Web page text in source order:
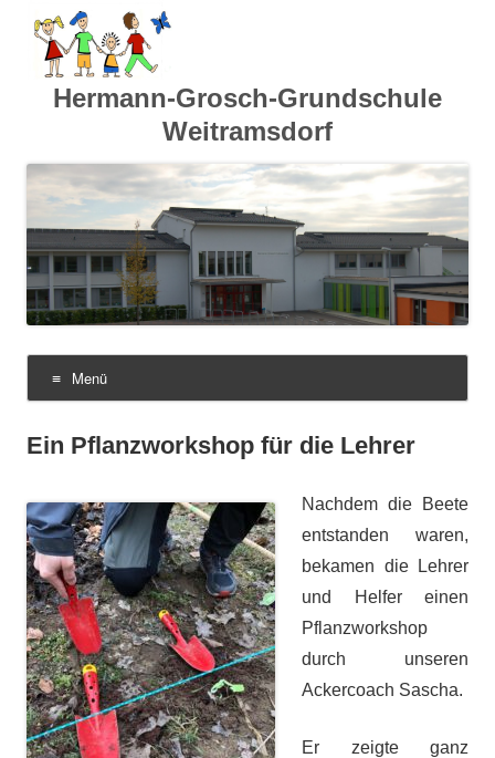
Hermann-Grosch-Grundschule
Weitramsdorf
Menü
springen
Ein Pflanzworkshop für die Lehrer
Nachdem die Beete
entstanden waren,
bekamen die Lehrer
und Helfer einen
Pflanzworkshop
durch unseren
Ackercoach Sascha.
Er zeigte ganz